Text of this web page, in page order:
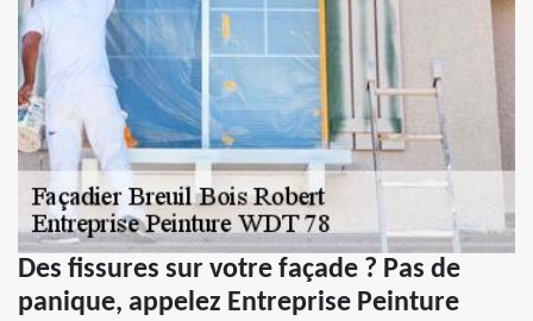
Des fissures sur votre façade ? Pas de
panique, appelez Entreprise Peinture